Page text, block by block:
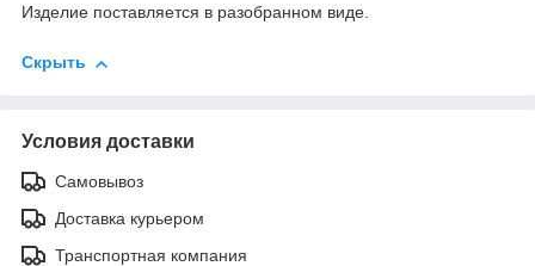
Изделие поставляется в разобранном виде.
Скрыть
Условия доставки
Самовывоз
Доставка курьером
Транспортная компания